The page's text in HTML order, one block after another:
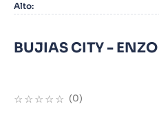
Alto:
BUJIAS CITY - ENZO
☆☆☆☆☆ (0)
6.
8
Noches Blancas
10. Infantil